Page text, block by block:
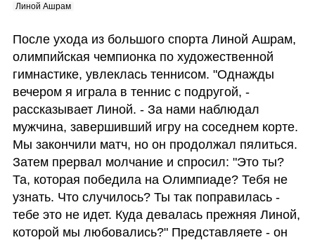
Линой Ашрам
После ухода из большого спорта Линой Ашрам,
олимпийская чемпионка по художественной
гимнастике, увлеклась теннисом. "Однажды
вечером я играла в теннис с подругой, -
рассказывает Линой. - За нами наблюдал
мужчина, завершивший игру на соседнем корте.
Мы закончили матч, но он продолжал пялиться.
Затем прервал молчание и спросил: "Это ты?
Та, которая победила на Олимпиаде? Тебя не
узнать. Что случилось? Ты так поправилась -
тебе это не идет. Куда девалась прежняя Линой,
которой мы любовались?" Представляете - он